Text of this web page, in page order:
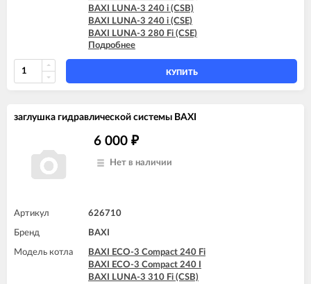
BAXI LUNA-3 240 i (CSB)
BAXI LUNA-3 240 i (CSE)
BAXI LUNA-3 280 Fi (CSE)
BAXI LUNA-3 310 Fi (CSB)
BAXI LUNA-3 310 Fi (CSE)
BAXI LUNA-3 COMFORT 240 Fi (CSE)
BAXI LUNA-3 COMFORT 240 Fi (CSZ)
BAXI LUNA-3 COMFORT 310 Fi (CSE)
BAXI LUNA-3 COMFORT 310 Fi (CSZ)
Подробнее
КУПИТЬ
заглушка гидравлической системы BAXI
6 000 ₽
Нет в наличии
Артикул 626710
Бренд BAXI
Модель котла
BAXI ECO-3 Compact 240 Fi
BAXI ECO-3 Compact 240 I
BAXI LUNA-3 310 Fi (CSB)